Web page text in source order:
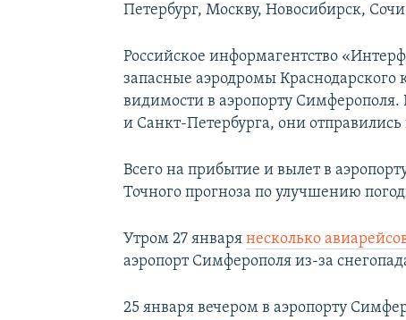
Петербург, Москву, Новосибирск,
Российское информагентство
запасные аэродромы Краснодарского
видимости в аэропорту
и Санкт-Петербурга, они
Всего на прибытие и вылет в
Точного прогноза по улучшению
Утром 27 январянесколько
аэропорт Симферополя из-за
25 января вечером в аэропорту